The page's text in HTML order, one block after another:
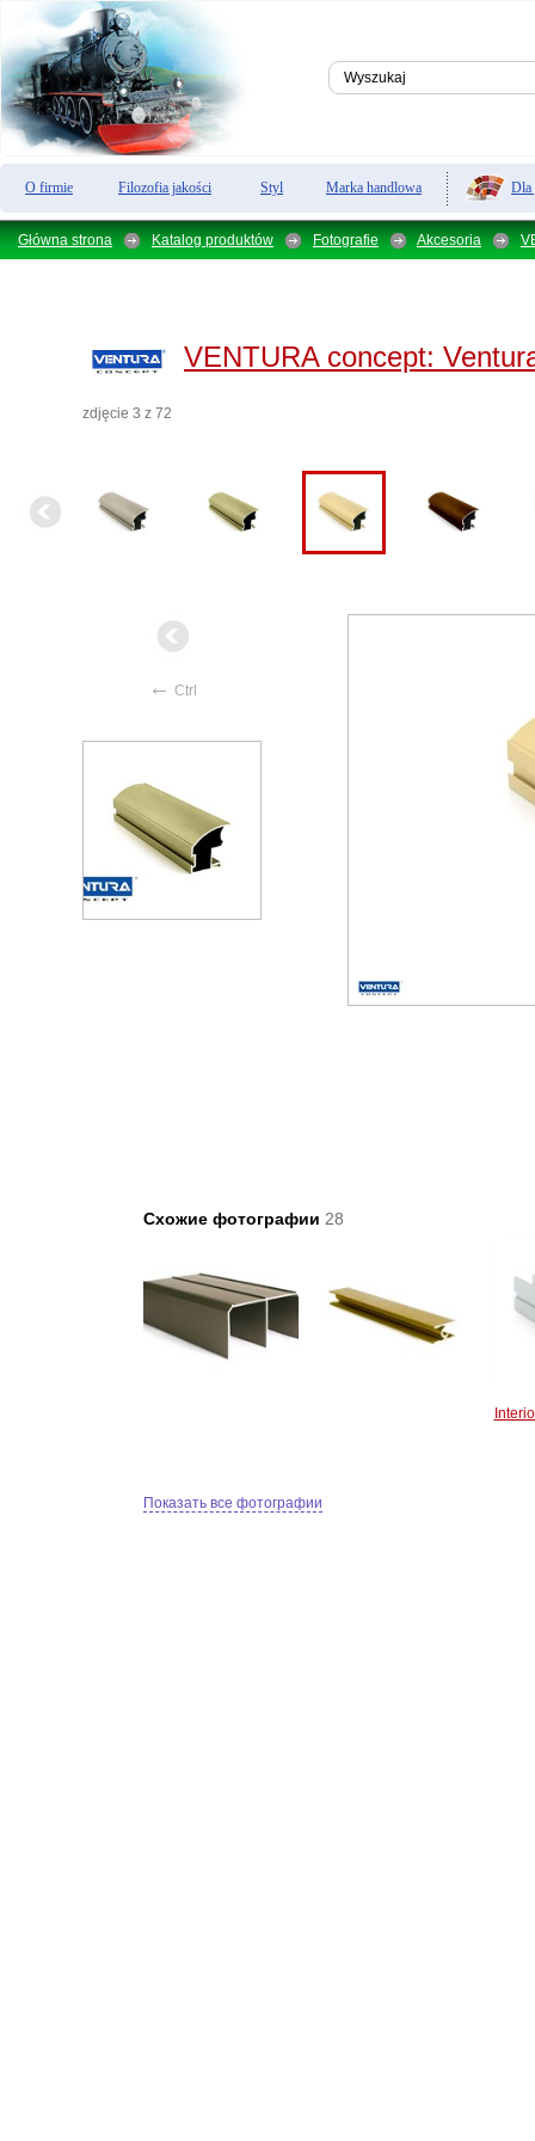
O firmie Filozofia jakości Styl Marka handlowa Dla
Główna strona Katalog produktów Fotografie Akcesoria
VENTURA concept:
zdjęcie 3 z 72
← Ctrl
Схожие фотографии 28
Показать все фотографии